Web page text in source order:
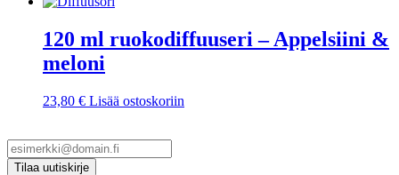
120 ml ruokodiffuuseri – Appelsiini &
meloni
23,80 € Lisää ostoskoriin